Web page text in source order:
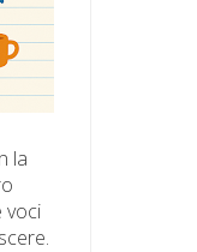
la
voci